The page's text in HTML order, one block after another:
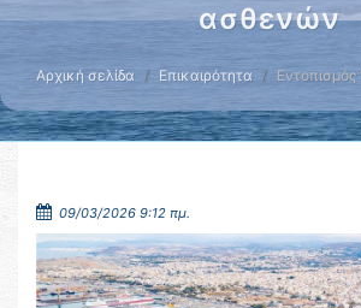
ασθενών
Αρχική σελίδα Επικαιρότητα
09/03/2026 9:12 πμ.